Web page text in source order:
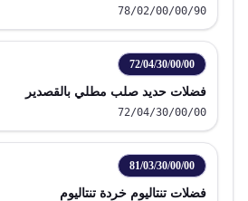
78/02/00/00/90
72/04/30/00/00
فضلات حديد صلب مطلي بالقصدير
72/04/30/00/00
81/03/30/00/00
فضلات تنتاليوم خردة تنتاليوم